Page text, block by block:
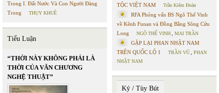
Trong I. Đất Nước Và Con Người Đàng
Trong
THỤY KHUÊ
Tiểu Luận
“THỜI NÀY KHÔNG PHẢI LÀ
THỜI CỦA VĂN CHƯƠNG
NGHỆ THUẬT”
TỘC VIỆT NAM
Trần Kiêm Đoàn
RFA Phỏng vấn BS Ngô Thế Vinh
về Kênh Funan và Đồng Bằng Sông Cửu
Long
NGÔ THẾ VINH MAI TRẦN
GẶP LẠI PHAN NHẬT NAM
TRÊN QUỐC LỘ 1
TRẦN VŨ
PHAN
NHẬT NAM
Ký / Tùy Bút